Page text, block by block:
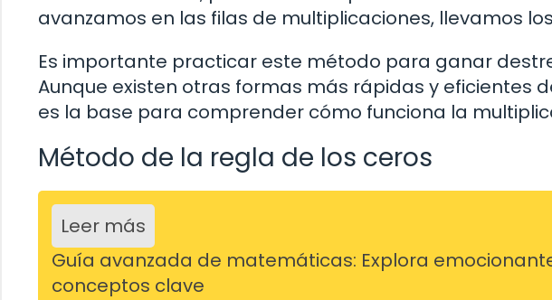
avanzamos en las filas de multiplicaciones, llevamos
Es importante practicar este método para ganar
Aunque existen otras formas más rápidas y eficientes
es la base para comprender cómo funciona la
Método de la regla de los ceros
Leer más
Guía avanzada de matemáticas: Explora
conceptos clave